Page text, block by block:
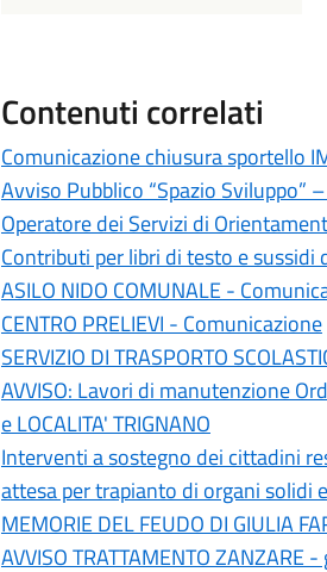
Contenuti correlati
Comunicazione chiusura sportello
Avviso Pubblico “Spazio Sviluppo”
Operatore dei Servizi di
Contributi per libri di testo e
ASILO NIDO COMUNALE -
CENTRO PRELIEVI - Comunicazione
SERVIZIO DI TRASPORTO
AVVISO: Lavori di manutenzione
e LOCALITA' TRIGNANO
Interventi a sostegno dei cittadini
attesa per trapianto di organi solidi
MEMORIE DEL FEUDO DI GIULIA
AVVISO TRATTAMENTO